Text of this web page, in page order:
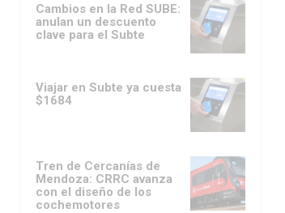
Cambios en la Red SUBE:
anulan un descuento
clave para el Subte
Viajar en Subte ya cuesta
$1684
Tren de Cercanías de
Mendoza: CRRC avanza
con el diseño de los
cochemotores